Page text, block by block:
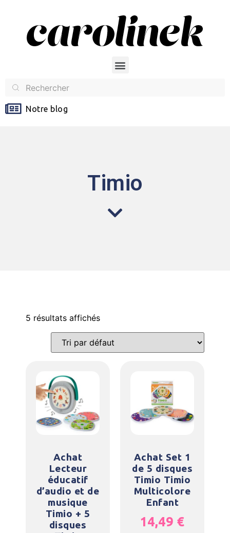
Notre blog
Timio
5 résultats affichés
Achat
Lecteur
éducatif
d’audio et de
musique
Timio + 5
disques
Achat Set 1
de 5 disques
Timio Timio
Multicolore
Enfant
14,49 €